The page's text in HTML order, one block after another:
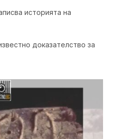
историята на
доказателство за